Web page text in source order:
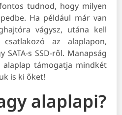
tudnod, hogy milyen
Ha például már van
vágysz, utána kell
az alaplapon,
SATA-s SSD-ről. Manapság
támogatja mindkét
is ki őket!
alaplapi?